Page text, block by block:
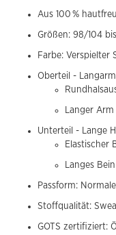
Aus 100 %
Größen: 98/104
Farbe: Verspielter
Oberteil -
Langer
Unterteil - Lange
Elastischer
Langes
Passform:
Stoffqualität:
GOTS zertifiziert: